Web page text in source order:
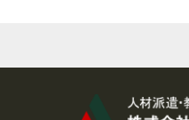
資料送付、受講相談に関す
その他、お問い合わせの内